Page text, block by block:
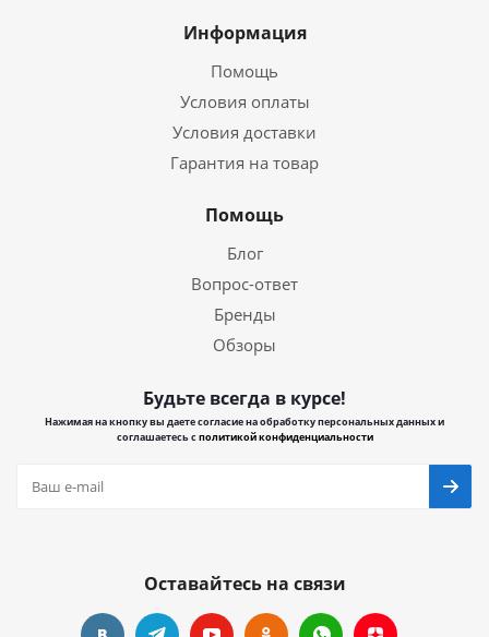
Информация
Помощь
Условия оплаты
Условия доставки
Гарантия на товар
Помощь
Блог
Вопрос-ответ
Бренды
Обзоры
Будьте всегда в курсе!
Нажимая на кнопку вы даете согласие на обработку персональных данных и
соглашаетесь сполитикой конфиденциальности
Оставайтесь на связи